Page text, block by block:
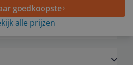
goedkoopste
alle prijzen